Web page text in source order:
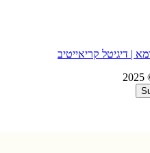
קריאייטיב